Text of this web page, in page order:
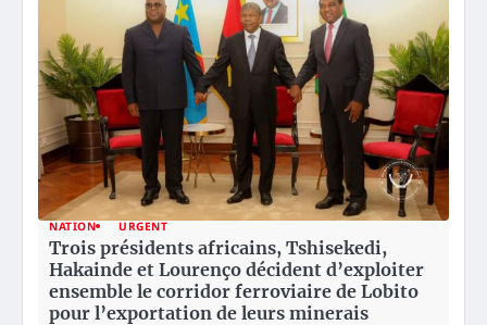
NATION URGENT
Trois présidents africains, Tshisekedi,
Hakainde et Lourenço décident d’exploiter
ensemble le corridor ferroviaire de Lobito
pour l’exportation de leurs minerais